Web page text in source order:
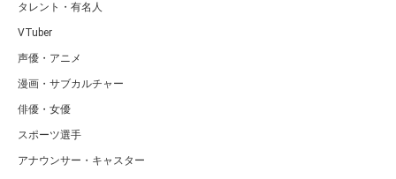
タレント・有名人
VTuber
声優・アニメ
漫画・サブカルチャー
俳優・女優
スポーツ選手
アナウンサー・キャスター